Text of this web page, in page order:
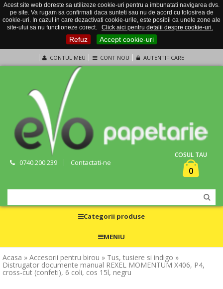
Acest site web doreste sa utilizeze cookie-uri pentru a imbunatati navigarea dvs.
pe site. Va rugam sa confirmati daca sunteti sau nu de acord cu folosirea de
cookie-uri. In cazul in care dezactivati cookie-urile, este posibil ca unele zone ale
site-ului sa nu functioneze corect.
Click aici pentru detalii despre cookie-uri.
Refuz Accept cookie-uri
CONTUL MEU CONT NOU AUTENTIFICARE
0740.200.239 Contactati-ne
COSUL TAU
0
Categorii produse
MENIU
Acasa » Accesorii pentru birou » Tus, tusiere si indigo »
Distrugator documente manual REXEL MOMENTUM X406, P4,
cross-cut (confeti), 6 coli, cos 15l, negru